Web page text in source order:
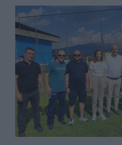
c
e
b
o
o
k
st
d
o
n
ai ρ
α
σ
τε
ίτ
ε